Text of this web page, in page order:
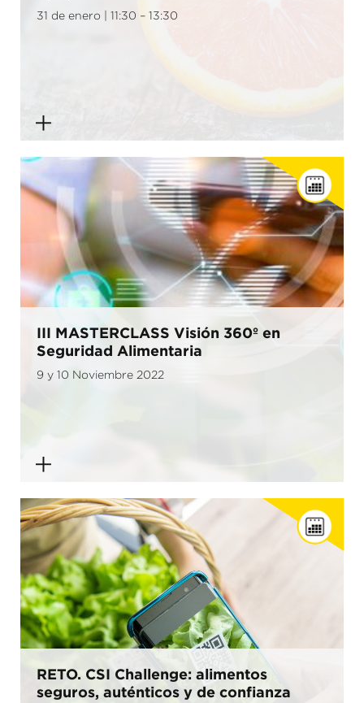
31 de enero | 11:30 – 13:30
III MASTERCLASS Visión 360º en
Seguridad Alimentaria
9 y 10 Noviembre 2022
RETO. CSI Challenge: alimentos
seguros, auténticos y de confianza